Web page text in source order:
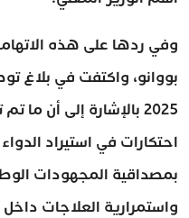
وفي ردها على هذه
2025 بالإشارة إلى أن
احتكارات في استيراد
بمصداقية المجهودات
واستمرارية العلاجات